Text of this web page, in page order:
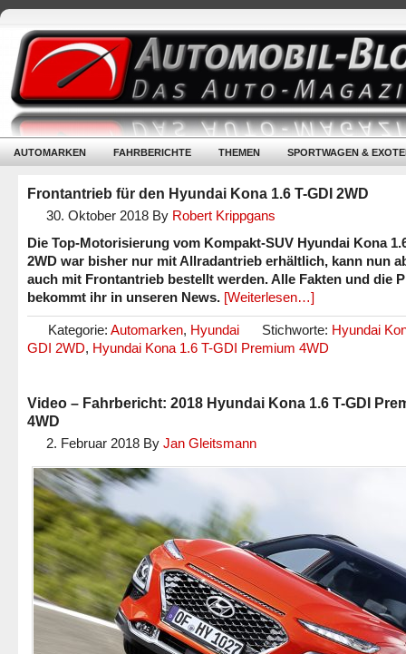
AUTOMARKEN FAHRBERICHTE THEMEN SPORTWAGEN &
Frontantrieb für den Hyundai Kona 1.6 T-GDI 2WD
30. Oktober 2018 By Robert Krippgans
Die Top-Motorisierung vom Kompakt-SUV Hyundai Kona
2WD war bisher nur mit Allradantrieb erhältlich, kann nun
auch mit Frontantrieb bestellt werden. Alle Fakten und die
bekommt ihr in unseren News. [Weiterlesen…]
Kategorie: Automarken, Hyundai Stichworte: Hyundai
GDI 2WD, Hyundai Kona 1.6 T-GDI Premium 4WD
Video – Fahrbericht: 2018 Hyundai Kona 1.6 T-GDI
4WD
2. Februar 2018 By Jan Gleitsmann